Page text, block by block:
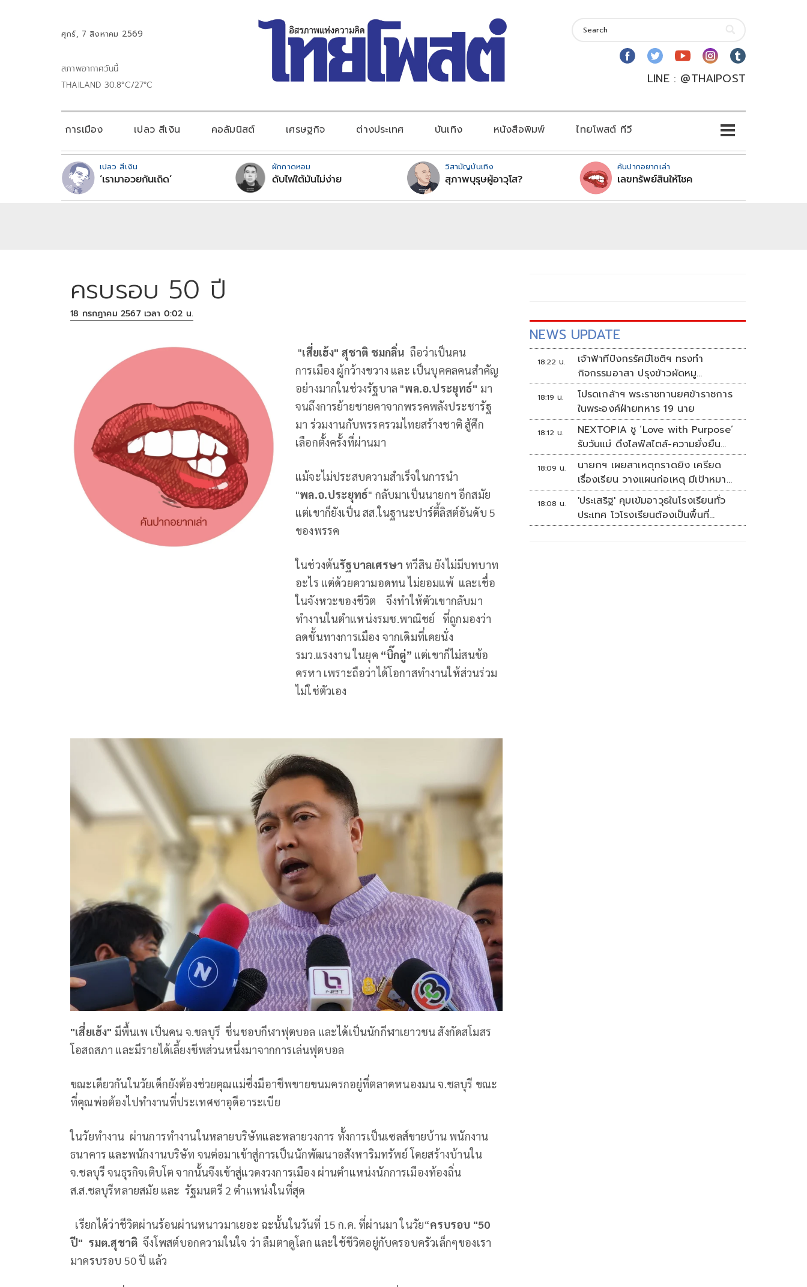
ศุกร์, 7 สิงหาคม 2569
สภาพอากาศวันนี้
THAILAND 30.8°C/27°C
LINE : @THAIPOST
การเมือง เปลว สีเงิน คอลัมนิสต์ เศรษฐกิจ ต่างประเทศ บันเทิง หนังสือพิมพ์ ไทยโพสต์ ทีวี
เปลว สีเงิน
‘เรามาอวยกันเถิด’
ผักกาดหอม
ดับไฟใต้มันไม่ง่าย
วิสามัญบันเทิง
สุภาพบุรุษผู้อาวุโส?
คันปากอยากเล่า
เลขทรัพย์สินให้โชค
ครบรอบ 50 ปี
18 กรกฎาคม 2567 เวลา 0:02 น.
"เสี่ยเฮ้ง" สุชาติ ชมกลิ่น ถือว่าเป็นคน
การเมือง ผู้กว้างขวาง และ เป็นบุคคลคนสำคัญ
อย่างมากในช่วงรัฐบาล "พล.อ.ประยุทธ์" มา
จนถึงการย้ายชายคาจากพรรคพลังประชารัฐ
มา ร่วมงานกับพรรครวมไทยสร้างชาติ สู้ศึก
เลือกตั้งครั้งที่ผ่านมา
แม้จะไม่ประสบความสำเร็จในการนำ
"พล.อ.ประยุทธ์" กลับมาเป็นนายกฯ อีกสมัย
แต่เขาก็ยังเป็น สส.ในฐานะปาร์ตี้ลิสต์อันดับ 5
ของพรรค
ในช่วงต้นรัฐบาลเศรษา ทวีสิน ยังไม่มีบทบาท
อะไร แต่ด้วยความอดทน ไม่ยอมแพ้ และเชื่อ
ในจังหวะของชีวิต จึงทำให้ตัวเขากลับมา
ทำงานในตำแหน่งรมช.พาณิชย์ ที่ถูกมองว่า
ลดชั้นทางการเมือง จากเดิมที่เคยนั่ง
รมว.แรงงาน ในยุค “บิ๊กตู่” แต่เขาก็ไม่สนข้อ
ครหา เพราะถือว่าได้โอกาสทำงานให้ส่วนร่วม
ไม่ใช่ตัวเอง
"เสี่ยเฮ้ง" มีพื้นเพ เป็นคน จ.ชลบุรี ชื่นชอบกีฬาฟุตบอล และได้เป็นนักกีฬาเยาวชน สังกัดสโมสร
โอสถสภา และมีรายได้เลี้ยงชีพส่วนหนึ่งมาจากการเล่นฟุตบอล
ขณะเดียวกันในวัยเด็กยังต้องช่วยคุณแม่ซึ่งมีอาชีพขายขนมครกอยู่ที่ตลาดหนองมน จ.ชลบุรี ขณะ
ที่คุณพ่อต้องไปทำงานที่ประเทศซาอุดีอาระเบีย
ในวัยทำงาน ผ่านการทำงานในหลายบริษัทและหลายวงการ ทั้งการเป็นเซลส์ขายบ้าน พนักงาน
ธนาคาร และพนักงานบริษัท จนต่อมาเข้าสู่การเป็นนักพัฒนาอสังหาริมทรัพย์ โดยสร้างบ้านใน
จ.ชลบุรี จนธุรกิจเติบโต จากนั้นจึงเข้าสู่แวดงวงการเมือง ผ่านตำแหน่งนักการเมืองท้องถิ่น
ส.ส.ชลบุรีหลายสมัย และ รัฐมนตรี 2 ตำแหน่งในที่สุด
เรียกได้ว่าชีวิตผ่านร้อนผ่านหนาวมาเยอะ ฉะนั้นในวันที่ 15 ก.ค. ที่ผ่านมา ในวัย“ครบรอบ "50
ปี" รมต.สุชาติ จึงโพสต์บอกความในใจ ว่า ลืมตาดูโลก และใช้ชีวิตอยู่กับครอบครัวเล็กๆของเรา
มาครบรอบ 50 ปี แล้ว
NEWS UPDATE
18:22 น.
เจ้าฟ้าทีปังกรรัศมีโชติฯ ทรงทำ
กิจกรรมอาสา ปรุงข้าวผัดหมู
พระราชทานประชาชน
18:19 น.
โปรดเกล้าฯ พระราชทานยศข้าราชการ
ในพระองค์ฝ่ายทหาร 19 นาย
18:12 น.
NEXTOPIA ชู ‘Love with Purpose’
รับวันแม่ ดึงไลฟ์สไตล์-ความยั่งยืน
สร้างประสบการณ์ช้อปปิงมีความหมาย
18:09 น.
นายกฯ เผยสาเหตุกราดยิง เครียด
เรื่องเรียน วางแผนก่อเหตุ มีเป้าหมาย
ชัดเจน
18:08 น.
'ประเสริฐ' คุมเข้มอาวุธในโรงเรียนทั่ว
ประเทศ โวโรงเรียนต้องเป็นพื้นที่
ปลอดภัย